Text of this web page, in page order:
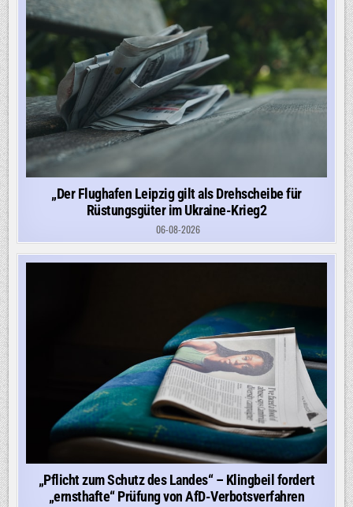
„Der Flughafen Leipzig gilt als Drehscheibe für
Rüstungsgüter im Ukraine-Krieg2
06-08-2026
„Pflicht zum Schutz des Landes“ – Klingbeil fordert
„ernsthafte“ Prüfung von AfD-Verbotsverfahren